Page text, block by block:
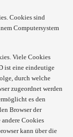
Cookies sind
Computersystem
Viele Cookies
ist eine eindeutige
durch welche
zugeordnet werden
es den
Browser der
Cookies
kann über die